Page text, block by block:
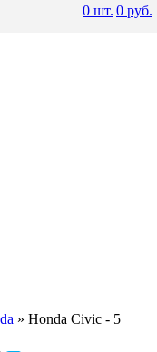
» Honda Civic - 5
0 шт. 0 руб.